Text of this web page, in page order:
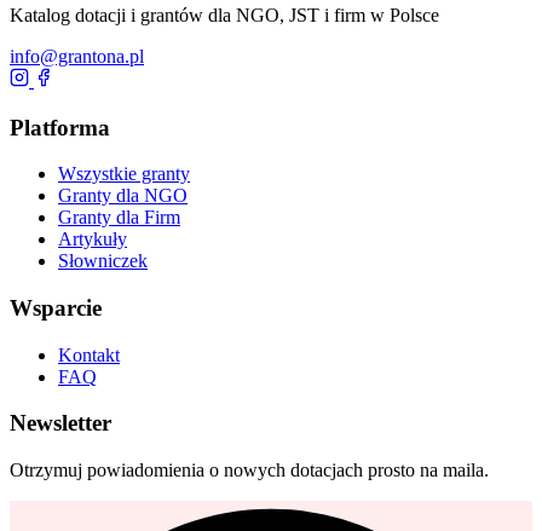
Katalog dotacji i grantów dla NGO, JST i firm w Polsce
info@grantona.pl
Platforma
Wszystkie granty
Granty dla NGO
Granty dla Firm
Artykuły
Słowniczek
Wsparcie
Kontakt
FAQ
Newsletter
Otrzymuj powiadomienia o nowych dotacjach prosto na maila.